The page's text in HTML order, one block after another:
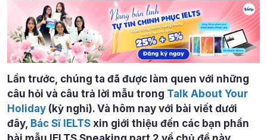
Lần trước, chúng ta đã được làm quen với những
câu hỏi và câu trả lời mẫu trong Talk About Your
Holiday (kỳ nghỉ). Và hôm nay với bài viết dưới
đây, Bác Sĩ IELTS xin giới thiệu đến các bạn phần